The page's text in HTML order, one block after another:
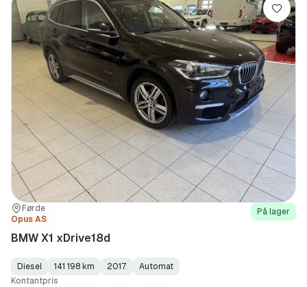
Sted:
Førde
Forhandler:
Opus AS
På lager
BMW X1 xDrive18d
Fuel
Diesel
Kilometerstand:
141 198 km
Model
2017
Gearbox
Automat
Kontantpris
Lagre